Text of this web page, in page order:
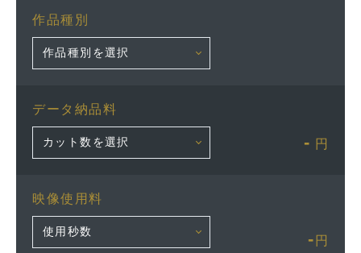
作品種別
データ納品料
- 円
映像使用料
- 円